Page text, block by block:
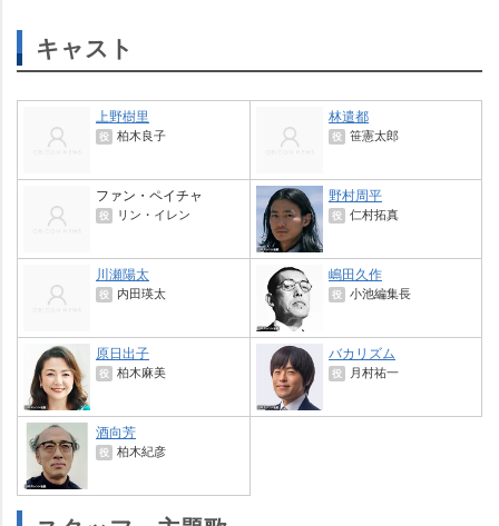
キャスト
上野樹里
役 柏木良子
林遣都
役 笹憲太郎
ファン・ペイチャ
役 リン・イレン
野村周平
役 仁村拓真
川瀬陽太
役 内田瑛太
嶋田久作
役 小池編集長
原日出子
役 柏木麻美
バカリズム
役 月村祐一
酒向芳
役 柏木紀彦